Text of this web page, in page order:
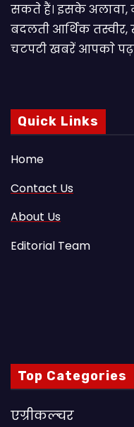
सकते हैं। इसके अलावा,
बदलती आर्थिक
चटपटी खबरें आपकाे
Quick Links
Home
Contact Us
About Us
Editorial Team
Top Categories
एग्रीकल्चर